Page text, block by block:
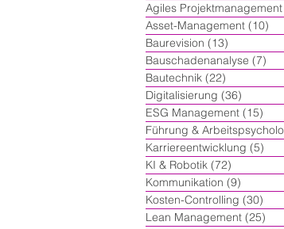
Agiles Projektmanagement
Asset-Management (10)
Baurevision (13)
Bauschadenanalyse (7)
Bautechnik (22)
Digitalisierung (36)
ESG Management (15)
Führung &
Karriereentwicklung (5)
KI & Robotik (72)
Kommunikation (9)
Kosten-Controlling (30)
Lean Management (25)